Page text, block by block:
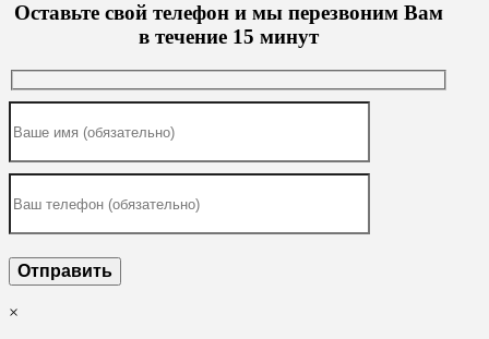
Оставьте свой телефон и мы перезвоним Вам
в течение 15 минут
×